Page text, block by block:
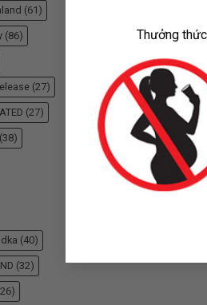
Thưởng
(61)
(86)
(27)
(27)
(38)
(40)
(32)